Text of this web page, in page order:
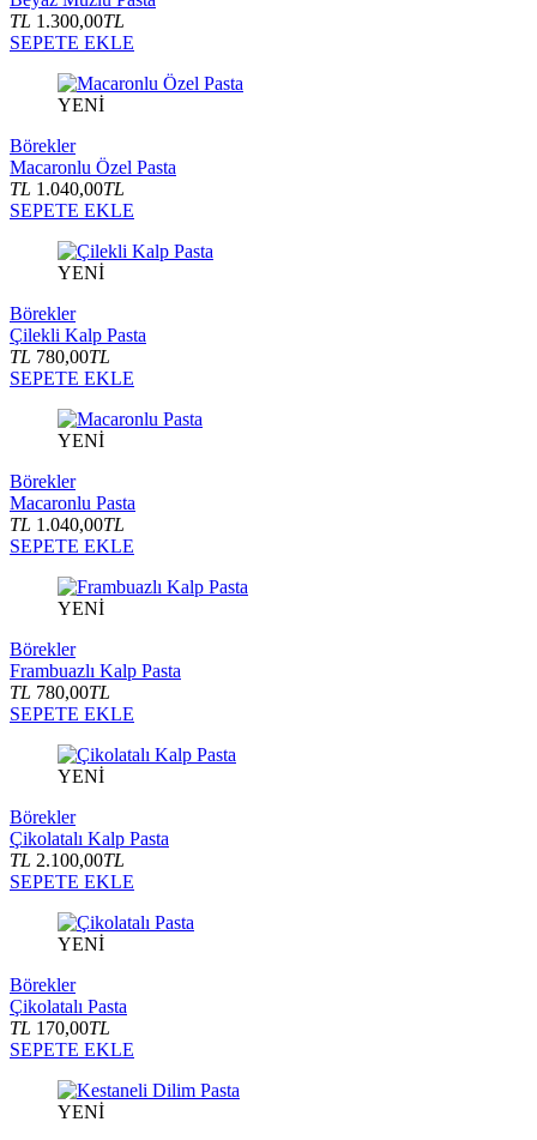
TL 1.300,00TL
SEPETE EKLE
YENİ
Börekler
Macaronlu Özel Pasta
TL 1.040,00TL
SEPETE EKLE
YENİ
Börekler
Çilekli Kalp Pasta
TL 780,00TL
SEPETE EKLE
YENİ
Börekler
Macaronlu Pasta
TL 1.040,00TL
SEPETE EKLE
YENİ
Börekler
Frambuazlı Kalp Pasta
TL 780,00TL
SEPETE EKLE
YENİ
Börekler
Çikolatalı Kalp Pasta
TL 2.100,00TL
SEPETE EKLE
YENİ
Börekler
Çikolatalı Pasta
TL 170,00TL
SEPETE EKLE
YENİ